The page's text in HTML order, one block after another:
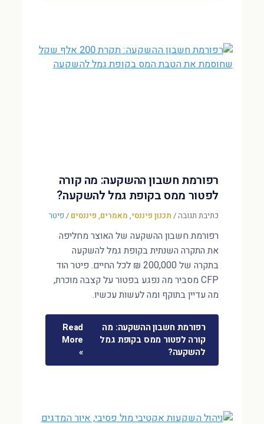
רפורמת חשבון ההשקעה: מה קורה
לפטור ממס בקופת גמל להשקעה?
כתיבת תגובה/ תכנון פיננסי, מאמרים, פיננסים / פיטר
רפורמת חשבון ההשקעה של האוצר מחליפה
את התקרה השנתית בקופת גמל להשקעה
בתקרה של 200,000 ₪ לכל החיים. פיטר הוד
CFP מסביר מה נפגע בפטור על קצבה מוכרת,
מה עדיין בתוקף ומה לעשות עכשיו.
רפורמת חשבון ההשקעה: מה
קורה לפטור ממס בקופת גמל
להשקעה?
Read
More
»